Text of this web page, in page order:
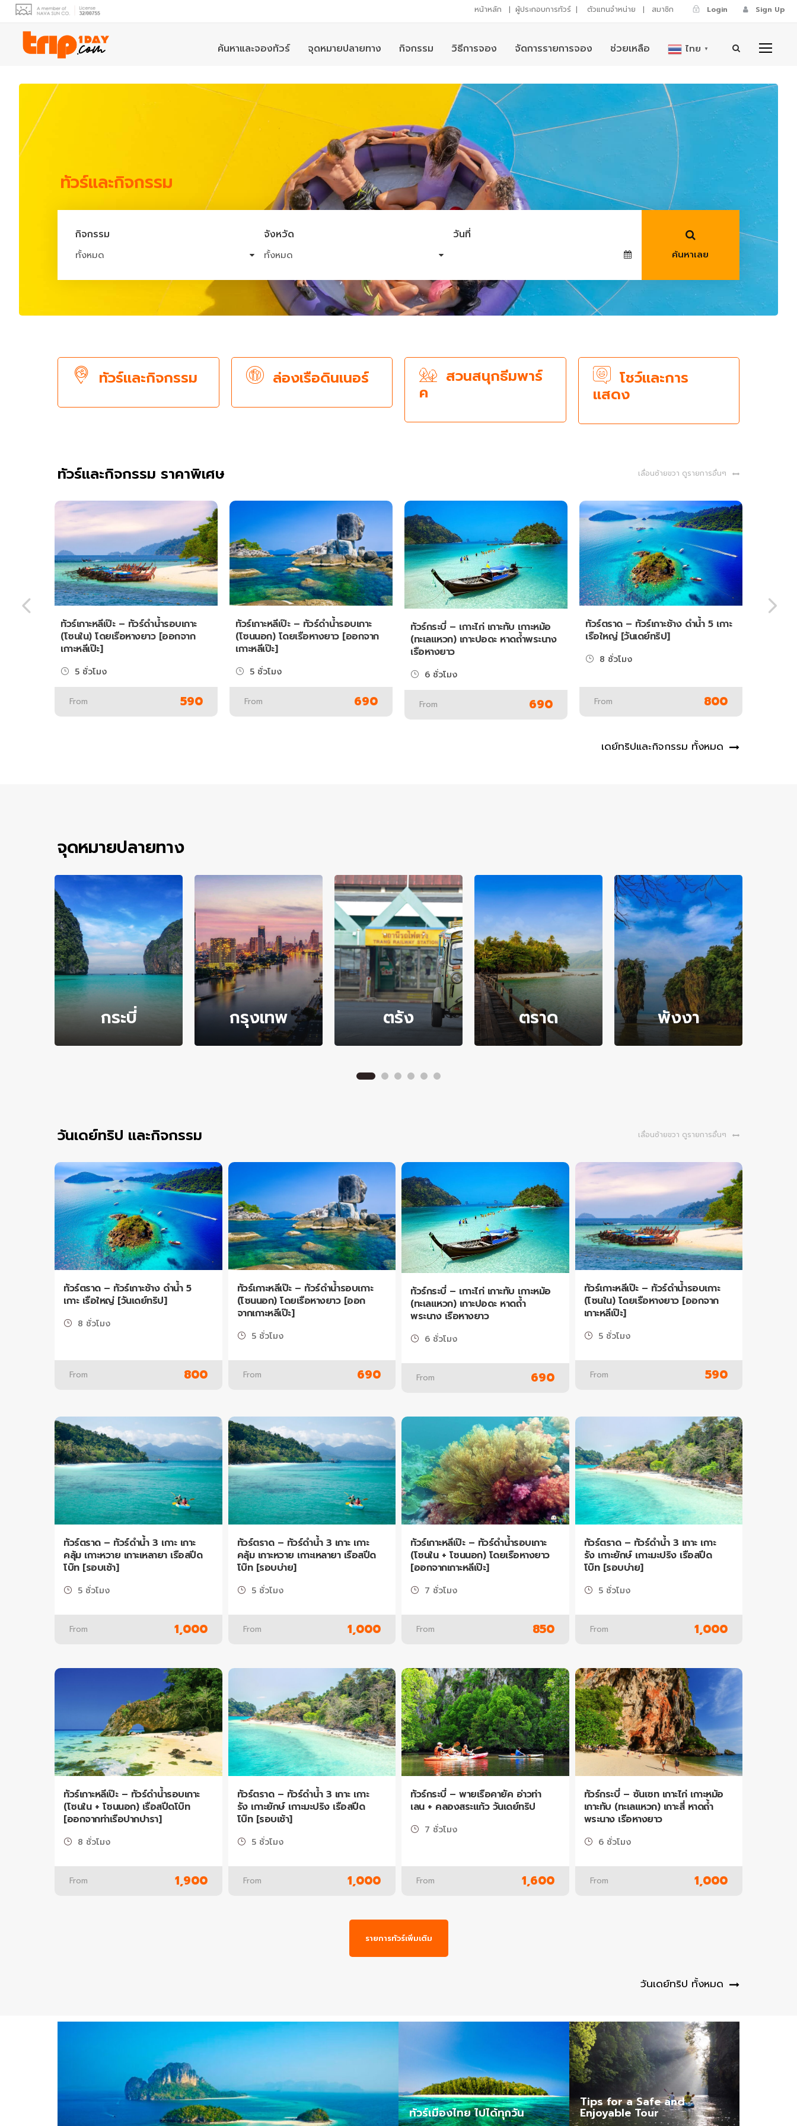
หน้าหลัก | ผู้ประกอบการทัวร์ | ตัวแทนจำหน่าย | สมาชิก Login Sign Up
ค้นหาและจองทัวร์ จุดหมายปลายทาง กิจกรรม วิธีการจอง จัดการรายการจอง ช่วยเหลือ ไทย ▼
ทัวร์และกิจกรรม
กิจกรรม จังหวัด วันที่
ค้นหาเลย
ทัวร์และกิจกรรม ล่องเรือดินเนอร์ สวนสนุกธีมพาร์
ค
โชว์และการ
แสดง
ทัวร์และกิจกรรม ราคาพิเศษ เลื่อนซ้ายขวา ดูรายการอื่นๆ
ทัวร์เกาะหลีเป๊ะ – ทัวร์ดำน้ำรอบเกาะ
(โซนใน) โดยเรือหางยาว [ออกจาก
เกาะหลีเป๊ะ]
5 ชั่วโมง
From 590
ทัวร์เกาะหลีเป๊ะ – ทัวร์ดำน้ำรอบเกาะ
(โซนนอก) โดยเรือหางยาว [ออกจาก
เกาะหลีเป๊ะ]
5 ชั่วโมง
From 690
ทัวร์กระบี่ – เกาะไก่ เกาะทับ เกาะหม้อ
(ทะเลแหวก) เกาะปอดะ หาดถ้ำพระนาง
เรือหางยาว
6 ชั่วโมง
From 690
ทัวร์ตราด – ทัวร์เกาะช้าง ดำน้ำ 5 เกาะ
เรือใหญ่ [วันเดย์ทริป]
8 ชั่วโมง
From 800
เดย์ทริปและกิจกรรม ทั้งหมด
จุดหมายปลายทาง
กระบี่ กรุงเทพ ตรัง ตราด พังงา
วันเดย์ทริป และกิจกรรม เลื่อนซ้ายขวา ดูรายการอื่นๆ
ทัวร์ตราด – ทัวร์เกาะช้าง ดำน้ำ 5
เกาะ เรือใหญ่ [วันเดย์ทริป]
8 ชั่วโมง
From 800
ทัวร์เกาะหลีเป๊ะ – ทัวร์ดำน้ำรอบเกาะ
(โซนนอก) โดยเรือหางยาว [ออก
จากเกาะหลีเป๊ะ]
5 ชั่วโมง
From 690
ทัวร์กระบี่ – เกาะไก่ เกาะทับ เกาะหม้อ
(ทะเลแหวก) เกาะปอดะ หาดถ้ำ
พระนาง เรือหางยาว
6 ชั่วโมง
From 690
ทัวร์เกาะหลีเป๊ะ – ทัวร์ดำน้ำรอบเกาะ
(โซนใน) โดยเรือหางยาว [ออกจาก
เกาะหลีเป๊ะ]
5 ชั่วโมง
From 590
ทัวร์ตราด – ทัวร์ดำน้ำ 3 เกาะ เกาะ
คลุ้ม เกาะหวาย เกาะเหลายา เรือสปีด
โบ๊ท [รอบเช้า]
5 ชั่วโมง
From 1,000
ทัวร์ตราด – ทัวร์ดำน้ำ 3 เกาะ เกาะ
คลุ้ม เกาะหวาย เกาะเหลายา เรือสปีด
โบ๊ท [รอบบ่าย]
5 ชั่วโมง
From 1,000
ทัวร์เกาะหลีเป๊ะ – ทัวร์ดำน้ำรอบเกาะ
(โซนใน + โซนนอก) โดยเรือหางยาว
[ออกจากเกาะหลีเป๊ะ]
7 ชั่วโมง
From 850
ทัวร์ตราด – ทัวร์ดำน้ำ 3 เกาะ เกาะ
รัง เกาะยักษ์ เกาะมะปริง เรือสปีด
โบ๊ท [รอบบ่าย]
5 ชั่วโมง
From 1,000
ทัวร์เกาะหลีเป๊ะ – ทัวร์ดำน้ำรอบเกาะ
(โซนใน + โซนนอก) เรือสปีดโบ๊ท
[ออกจากท่าเรือปากปารา]
8 ชั่วโมง
From 1,900
ทัวร์ตราด – ทัวร์ดำน้ำ 3 เกาะ เกาะ
รัง เกาะยักษ์ เกาะมะปริง เรือสปีด
โบ๊ท [รอบเช้า]
5 ชั่วโมง
From 1,000
ทัวร์กระบี่ – พายเรือคายัค อ่าวท่า
เลน + คลองสระแก้ว วันเดย์ทริป
7 ชั่วโมง
From 1,600
ทัวร์กระบี่ – ซันเซท เกาะไก่ เกาะหม้อ
เกาะทับ (ทะเลแหวก) เกาะสี่ หาดถ้ำ
พระนาง เรือหางยาว
6 ชั่วโมง
From 1,000
รายการทัวร์เพิ่มเติม
วันเดย์ทริป ทั้งหมด
ทัวร์เมืองไทย ไปได้ทุกวัน
Tips for a Safe and
Enjoyable Tour